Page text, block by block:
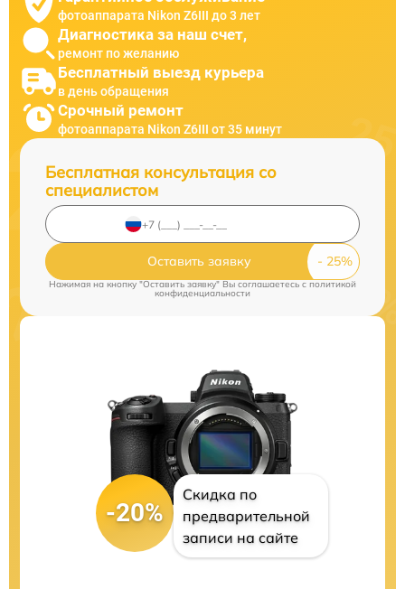
фотоаппарата Nikon Z6III до 3 лет
Диагностика за наш счет,
ремонт по желанию
Бесплатный выезд курьера
в день обращения
Срочный ремонт
фотоаппарата Nikon Z6III от 35 минут
Бесплатная консультация со
специалистом
Оставить заявку
Нажимая на кнопку "Оставить заявку" Вы соглашаетесь cполитикой
конфиденциальности
-20%
Скидка по
предварительной
записи на сайте